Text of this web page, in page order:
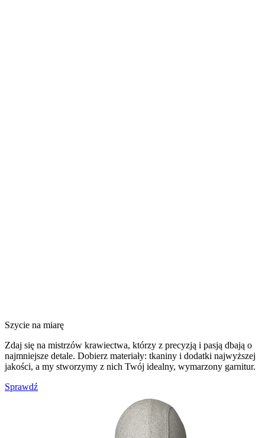
Szycie na miarę
Zdaj się na mistrzów krawiectwa, którzy z precyzją i pasją dbają o
najmniejsze detale. Dobierz materiały: tkaniny i dodatki najwyższej
jakości, a my stworzymy z nich Twój idealny, wymarzony garnitur.
Sprawdź